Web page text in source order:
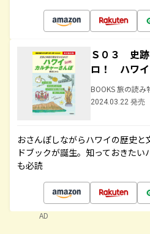
Ｓ０３ 史跡
ロ！ ハワイ
BOOKS 旅の読み
2024.03.22 発売
おさんぽしながらハワイの歴史
ドブックが誕生。知っておきた
も必読
AD